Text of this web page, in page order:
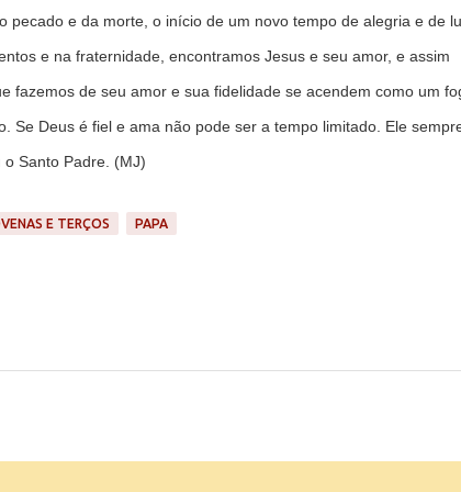
pecado e da morte, o início de um novo tempo de alegria e de
e na fraternidade, encontramos Jesus e seu amor, e assim
fazemos de seu amor e sua fidelidade se acendem como um
Se Deus é fiel e ama não pode ser a tempo limitado. Ele
Santo Padre. (MJ)
E TERÇOS PAPA